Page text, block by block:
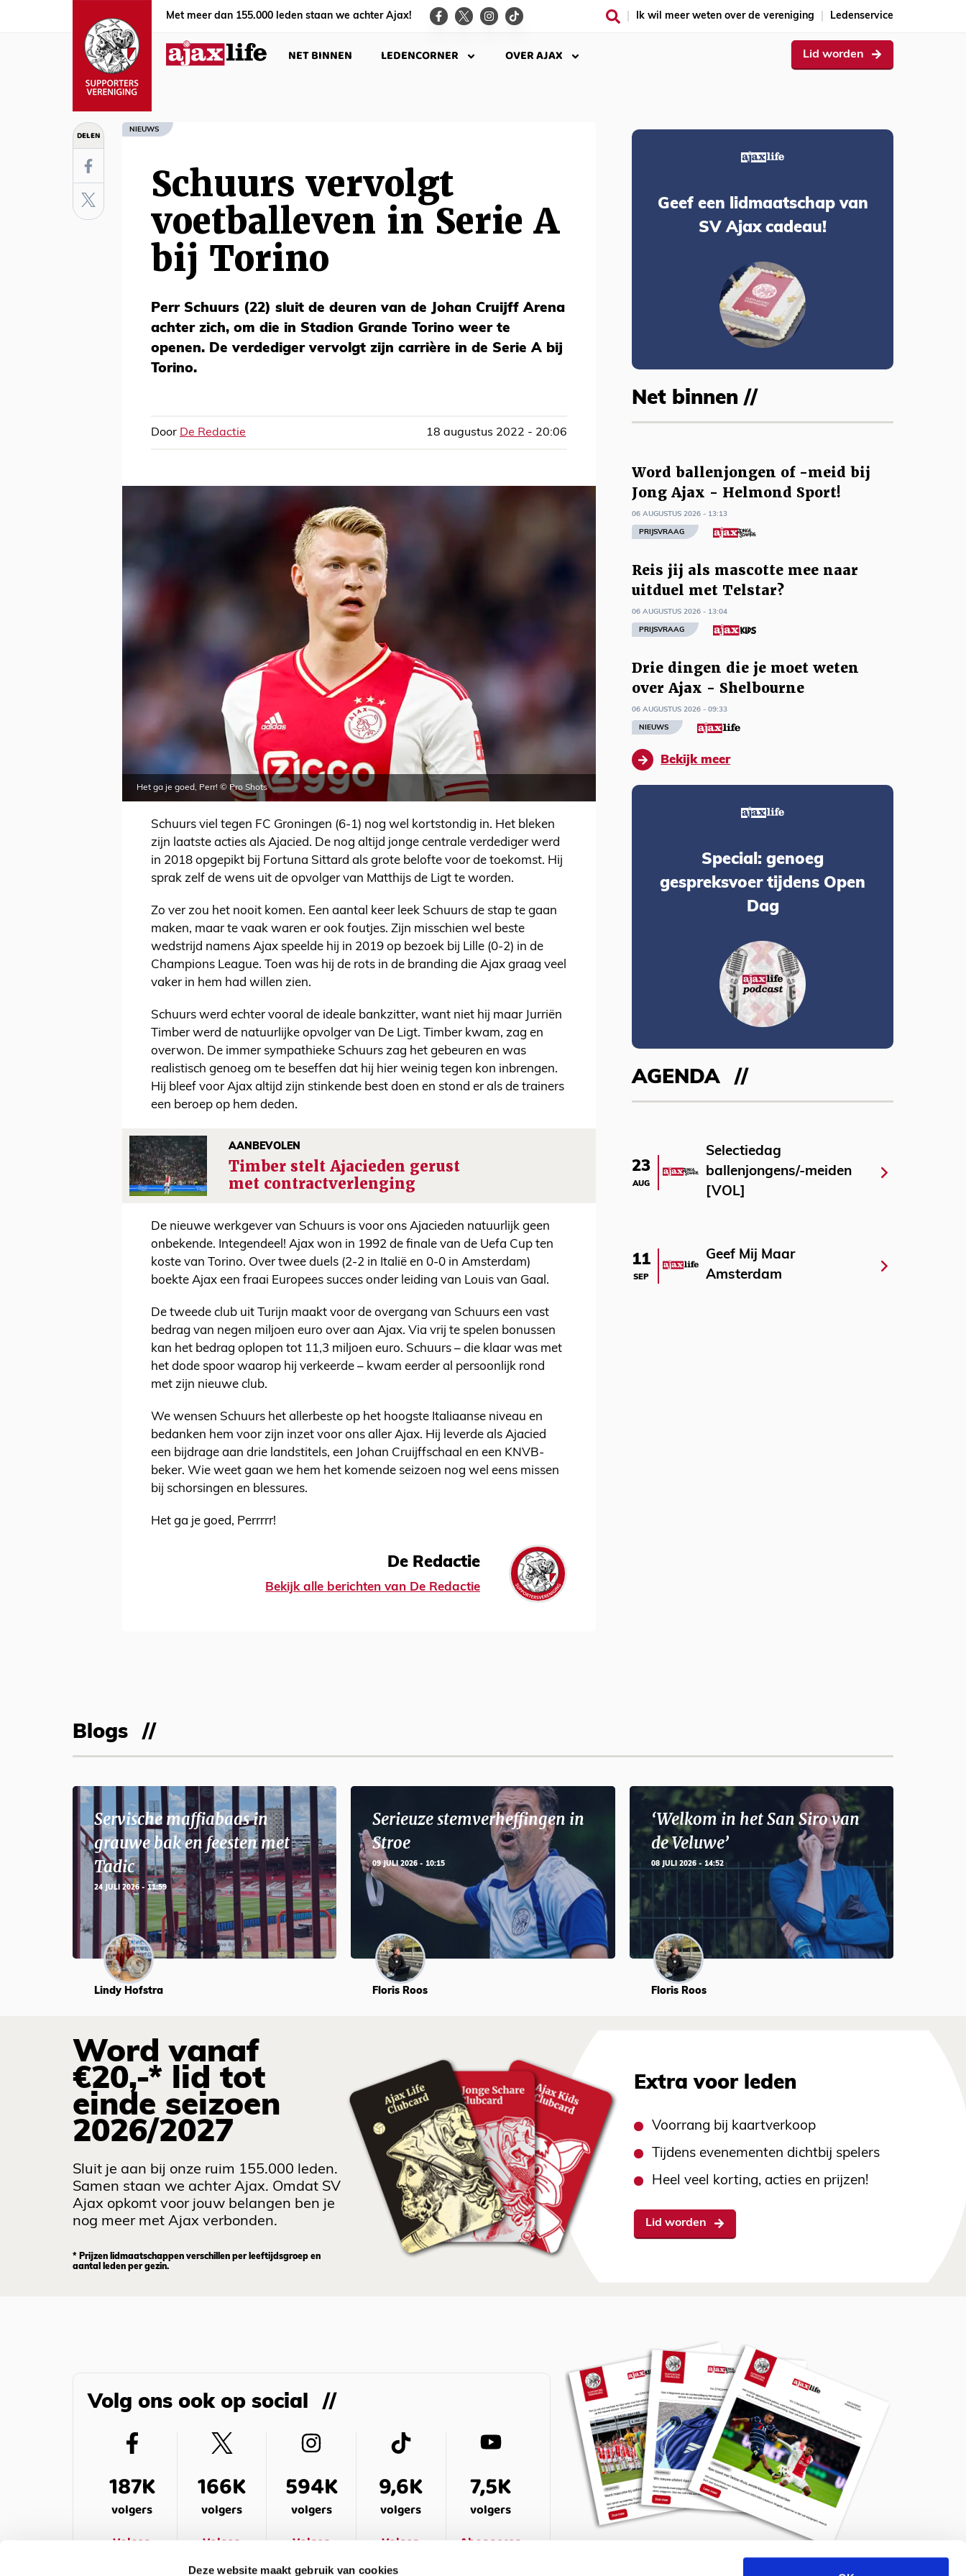
Deze website maakt gebruik van cookies
Met meer dan 155.000 leden staan we achter Ajax! Ik wil meer weten over de vereniging Ledenservice
NET BINNEN LEDENCORNER OVER AJAX Lid worden
DELEN NIEUWS
Schuurs vervolgt
voetballeven in Serie A
bij Torino
Perr Schuurs (22) sluit de deuren van de Johan Cruijff Arena
achter zich, om die in Stadion Grande Torino weer te
openen. De verdediger vervolgt zijn carrière in de Serie A bij
Torino.
Door De Redactie 18 augustus 2022 - 20:06
Het ga je goed, Perr! © Pro Shots
Schuurs viel tegen FC Groningen (6-1) nog wel kortstondig in. Het bleken
zijn laatste acties als Ajacied. De nog altijd jonge centrale verdediger werd
in 2018 opgepikt bij Fortuna Sittard als grote belofte voor de toekomst. Hij
sprak zelf de wens uit de opvolger van Matthijs de Ligt te worden.
Zo ver zou het nooit komen. Een aantal keer leek Schuurs de stap te gaan
maken, maar te vaak waren er ook foutjes. Zijn misschien wel beste
wedstrijd namens Ajax speelde hij in 2019 op bezoek bij Lille (0-2) in de
Champions League. Toen was hij de rots in de branding die Ajax graag veel
vaker in hem had willen zien.
Schuurs werd echter vooral de ideale bankzitter, want niet hij maar Jurriën
Timber werd de natuurlijke opvolger van De Ligt. Timber kwam, zag en
overwon. De immer sympathieke Schuurs zag het gebeuren en was
realistisch genoeg om te beseffen dat hij hier weinig tegen kon inbrengen.
Hij bleef voor Ajax altijd zijn stinkende best doen en stond er als de trainers
een beroep op hem deden.
AANBEVOLEN
Timber stelt Ajacieden gerust
met contractverlenging
De nieuwe werkgever van Schuurs is voor ons Ajacieden natuurlijk geen
onbekende. Integendeel! Ajax won in 1992 de finale van de Uefa Cup ten
koste van Torino. Over twee duels (2-2 in Italië en 0-0 in Amsterdam)
boekte Ajax een fraai Europees succes onder leiding van Louis van Gaal.
De tweede club uit Turijn maakt voor de overgang van Schuurs een vast
bedrag van negen miljoen euro over aan Ajax. Via vrij te spelen bonussen
kan het bedrag oplopen tot 11,3 miljoen euro. Schuurs – die klaar was met
het dode spoor waarop hij verkeerde – kwam eerder al persoonlijk rond
met zijn nieuwe club.
We wensen Schuurs het allerbeste op het hoogste Italiaanse niveau en
bedanken hem voor zijn inzet voor ons aller Ajax. Hij leverde als Ajacied
een bijdrage aan drie landstitels, een Johan Cruijffschaal en een KNVB-
beker. Wie weet gaan we hem het komende seizoen nog wel eens missen
bij schorsingen en blessures.
Het ga je goed, Perrrrr!
De Redactie
Bekijk alle berichten van De Redactie
Geef een lidmaatschap van
SV Ajax cadeau!
Net binnen //
Word ballenjongen of -meid bij
Jong Ajax - Helmond Sport!
06 AUGUSTUS 2026 - 13:13
PRIJSVRAAG
Reis jij als mascotte mee naar
uitduel met Telstar?
06 AUGUSTUS 2026 - 13:04
PRIJSVRAAG
Drie dingen die je moet weten
over Ajax - Shelbourne
06 AUGUSTUS 2026 - 09:33
NIEUWS
Bekijk meer
Special: genoeg
gespreksvoer tijdens Open
Dag
AGENDA
23
AUG
Selectiedag
ballenjongens/-meiden
[VOL]
11
SEP
Geef Mij Maar
Amsterdam
Blogs
Servische maffiabaas in
grauwe bak en feesten met
Tadic
24 JULI 2026 - 11:59
Lindy Hofstra
Serieuze stemverheffingen in
Stroe
09 JULI 2026 - 10:15
Floris Roos
‘Welkom in het San Siro van
de Veluwe’
08 JULI 2026 - 14:52
Floris Roos
Word vanaf
€20,-* lid tot
einde seizoen
2026/2027
Sluit je aan bij onze ruim 155.000 leden.
Samen staan we achter Ajax. Omdat SV
Ajax opkomt voor jouw belangen ben je
nog meer met Ajax verbonden.
* Prijzen lidmaatschappen verschillen per leeftijdsgroep en
aantal leden per gezin.
Extra voor leden
Voorrang bij kaartverkoop
Tijdens evenementen dichtbij spelers
Heel veel korting, acties en prijzen!
Lid worden
Volg ons ook op social
187K
volgers
Volgen
166K
volgers
Volgen
594K
volgers
Volgen
9,6K
volgers
Volgen
7,5K
volgers
Abonneren